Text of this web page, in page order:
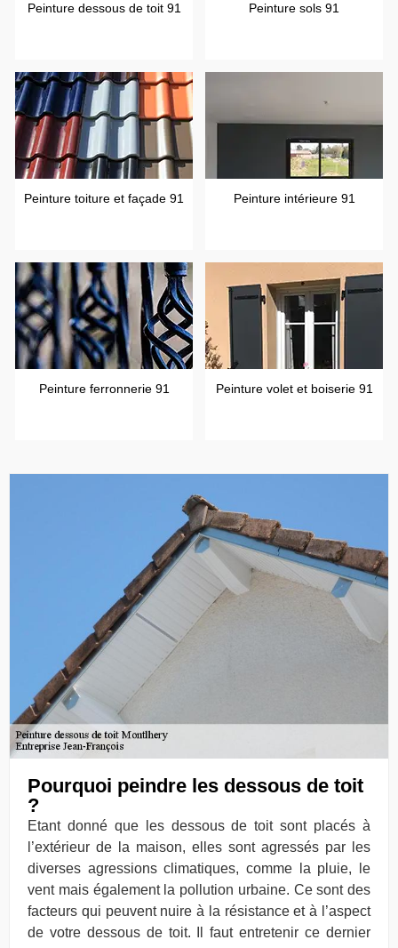
Peinture dessous de toit 91 Peinture sols 91
Peinture toiture et façade 91 Peinture intérieure 91
Peinture ferronnerie 91 Peinture volet et boiserie 91
Pourquoi peindre les dessous de toit
?
Etant donné que les dessous de toit sont placés à
l’extérieur de la maison, elles sont agressés par les
diverses agressions climatiques, comme la pluie, le
vent mais également la pollution urbaine. Ce sont des
facteurs qui peuvent nuire à la résistance et à l’aspect
de votre dessous de toit. Il faut entretenir ce dernier